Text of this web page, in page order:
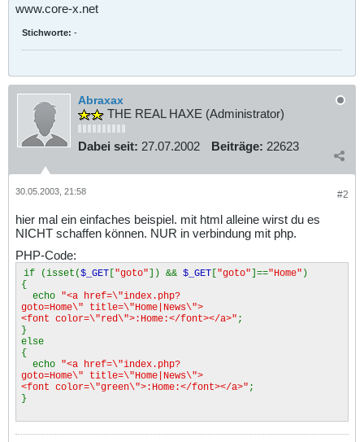
www.core-x.net
Stichworte: -
Abraxax
THE REAL HAXE (Administrator)
Dabei seit: 27.07.2002 Beiträge: 22623
#2
30.05.2003, 21:58
hier mal ein einfaches beispiel. mit html alleine wirst du es
NICHT schaffen können. NUR in verbindung mit php.
PHP-Code:
if (isset($_GET ["goto"]) && $_GET ["goto"]=="Home" )
{
echo "<a href=\"index.php?
goto=Home\" title=\"Home|News\">
<font color=\"red\">:Home:</font></a>" ;
}
else
{
echo "<a href=\"index.php?
goto=Home\" title=\"Home|News\">
<font color=\"green\">:Home:</font></a>" ;
}